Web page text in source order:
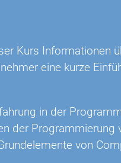
Kurs Informationen
eine kurze
in der
der Programmierung
von